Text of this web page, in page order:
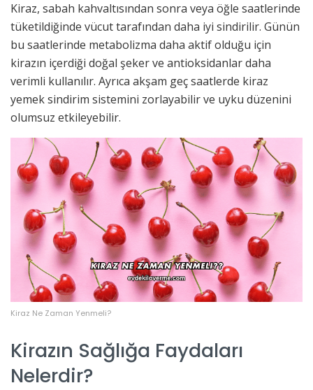
Kiraz, sabah kahvaltısından sonra veya öğle saatlerinde
tüketildiğinde vücut tarafından daha iyi sindirilir. Günün
bu saatlerinde metabolizma daha aktif olduğu için
kirazın içerdiği doğal şeker ve antioksidanlar daha
verimli kullanılır. Ayrıca akşam geç saatlerde kiraz
yemek sindirim sistemini zorlayabilir ve uyku düzenini
olumsuz etkileyebilir.
Kiraz Ne Zaman Yenmeli?
Kirazın Sağlığa Faydaları
Nelerdir?